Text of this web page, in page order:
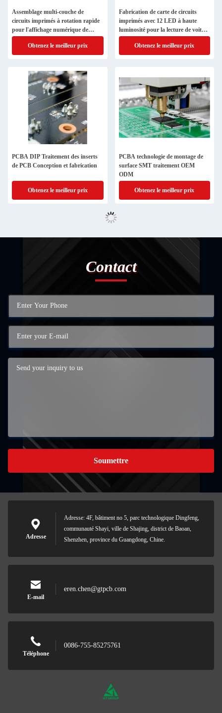
Assemblage multi-couche de
circuits imprimés à rotation rapide
pour l'affichage numérique de
voiture
Obtenez le meilleur prix
Fabrication de carte de circuits
imprimés avec 12 LED à haute
luminosité pour la lecture de voiture
Ligt prend en charge la prise et la
chargeObtenez le meilleur prix
PCBA DIP Traitement des inserts
de PCB Conception et fabrication
Obtenez le meilleur prix
PCBA technologie de montage de
surface SMT traitement OEM
ODM
Obtenez le meilleur prix
Contact
Soumettre
Adresse
Adresse: 4F, bâtiment no 5, parc technologique Dingfeng,
communauté Shayi, ville de Shajing, district de Baoan,
Shenzhen, province du Guangdong, Chine.
E-mail
eren.chen@gtpcb.com
Téléphone
0086-755-85275761